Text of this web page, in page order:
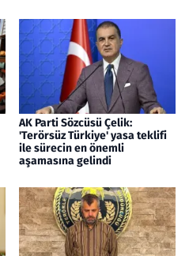
AK Parti Sözcüsü Çelik:
'Terörsüz Türkiye' yasa teklifi
ile sürecin en önemli
aşamasına gelindi